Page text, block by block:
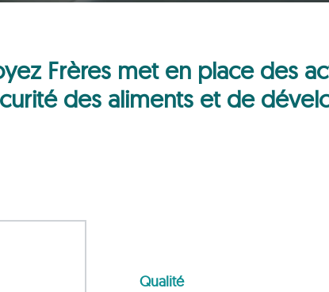
Frères met en place des
des aliments et de
Qualité